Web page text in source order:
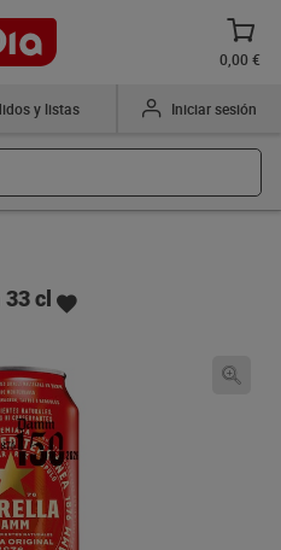
0,00 €
y listas Iniciar sesión
cl